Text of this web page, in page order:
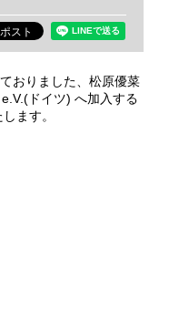
おりました、松原優菜
ドイツ) へ加入する
ます。